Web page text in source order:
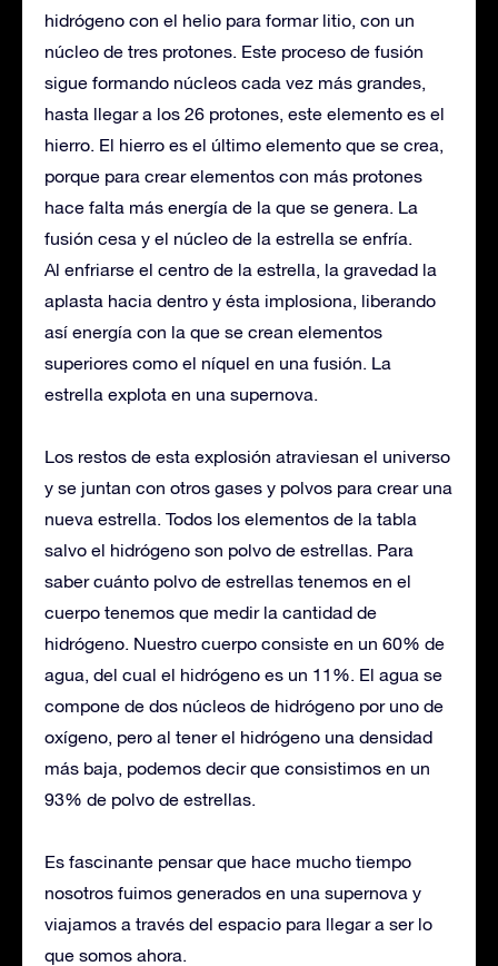
hidrógeno con el helio para formar litio, con un
núcleo de tres protones. Este proceso de fusión
sigue formando núcleos cada vez más grandes,
hasta llegar a los 26 protones, este elemento es el
hierro. El hierro es el último elemento que se crea,
porque para crear elementos con más protones
hace falta más energía de la que se genera. La
fusión cesa y el núcleo de la estrella se enfría.
Al enfriarse el centro de la estrella, la gravedad la
aplasta hacia dentro y ésta implosiona, liberando
así energía con la que se crean elementos
superiores como el níquel en una fusión. La
estrella explota en una supernova.
Los restos de esta explosión atraviesan el universo
y se juntan con otros gases y polvos para crear una
nueva estrella. Todos los elementos de la tabla
salvo el hidrógeno son polvo de estrellas. Para
saber cuánto polvo de estrellas tenemos en el
cuerpo tenemos que medir la cantidad de
hidrógeno. Nuestro cuerpo consiste en un 60% de
agua, del cual el hidrógeno es un 11%. El agua se
compone de dos núcleos de hidrógeno por uno de
oxígeno, pero al tener el hidrógeno una densidad
más baja, podemos decir que consistimos en un
93% de polvo de estrellas.
Es fascinante pensar que hace mucho tiempo
nosotros fuimos generados en una supernova y
viajamos a través del espacio para llegar a ser lo
que somos ahora.